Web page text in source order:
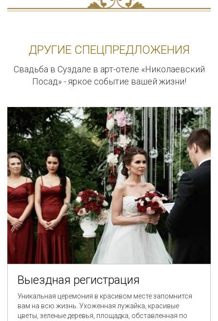
ДРУГИЕ СПЕЦПРЕДЛОЖЕНИЯ
Свадьба в Суздале в арт-отеле «Николаевский
Посад» - яркое событие вашей жизни!
Выездная регистрация
Уникальная церемония в красивом месте запомнится
вам на всю жизнь. Ухоженная лужайка, красивые
цветы, зеленые деревья, площадка, обставленная по